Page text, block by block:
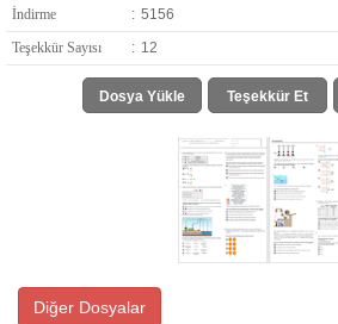
İndirme
: 5156
Teşekkür Sayısı
: 12
Dosya Yükle Teşekkür Et
Diğer Dosyalar